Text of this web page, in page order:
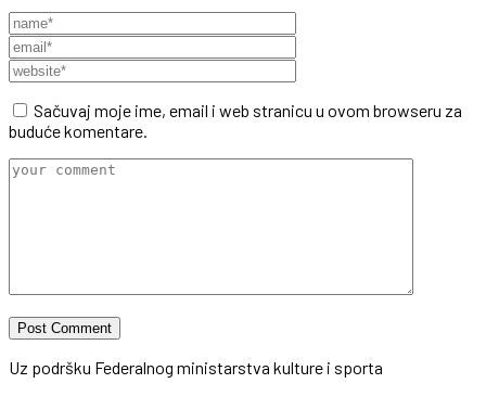
Sačuvaj moje ime, email i web stranicu u ovom browseru za
buduće komentare.
Uz podršku Federalnog ministarstva kulture i sporta